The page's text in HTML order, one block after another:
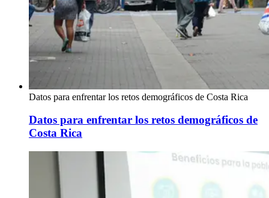
Datos para enfrentar los retos demográficos de Costa Rica
Datos para enfrentar los retos demográficos de
Costa Rica